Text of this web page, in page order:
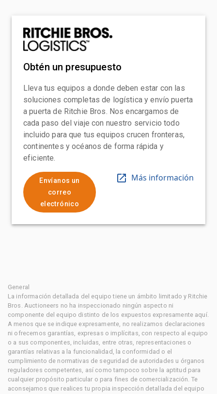
Obtén un presupuesto
Lleva tus equipos a donde deben estar con las
soluciones completas de logística y envío puerta
a puerta de Ritchie Bros. Nos encargamos de
cada paso del viaje con nuestro servicio todo
incluido para que tus equipos crucen fronteras,
continentes y océanos de forma rápida y
eficiente.
Envíanos un
correo
electrónico
Más información
General
La información detallada del equipo tiene un ámbito limitado y Ritchie
Bros. Auctioneers no ha inspeccionado ningún aspecto ni
componente del equipo distinto de los expuestos expresamente aquí.
A menos que se indique expresamente, no realizamos declaraciones
ni ofrecemos garantías, expresas o implícitas, con respecto al equipo
o a sus componentes, incluidas, entre otras, representaciones o
garantías relativas a la funcionalidad, la conformidad o el
cumplimiento de normativas de seguridad de autoridades u órganos
reguladores competentes, así como tampoco sobre la aptitud para
cualquier propósito particular o para fines de comercialización. Te
aconsejamos que realices tu propia inspección detallada del equipo